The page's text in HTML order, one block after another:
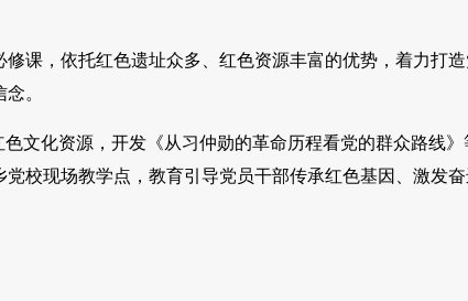
，依托红色遗址众多、红色资源丰富的优势，着力打
。
化资源，开发《从习仲勋的革命历程看党的群众路线》
校现场教学点，教育引导党员干部传承红色基因、激发奋